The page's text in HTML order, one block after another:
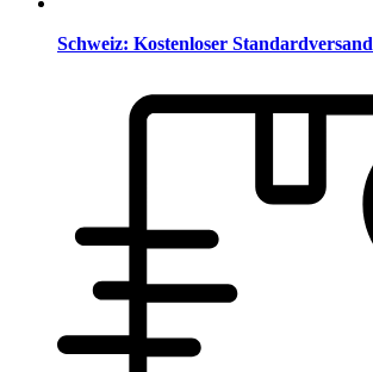
Schweiz: Kostenloser Standardversand